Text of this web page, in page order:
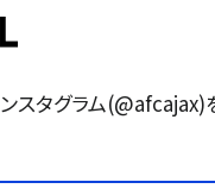
スタグラム(@afcajax)